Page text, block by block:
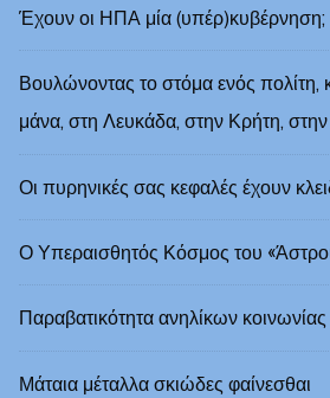
Έχουν οι ΗΠΑ μία (υπέρ)κυβέρνηση;
Βουλώνοντας το στόμα ενός
μάνα, στη Λευκάδα, στην Κρήτη,
Οι πυρηνικές σας κεφαλές έχουν
Ο Υπεραισθητός Κόσμος του
Παραβατικότητα ανηλίκων
Μάταια μέταλλα σκιώδες φαίνεσθαι